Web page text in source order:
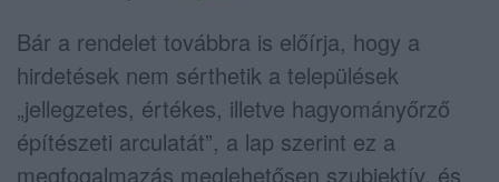
Bár a rendelet továbbra is előírja, hogy a
hirdetések nem sérthetik a települések
„jellegzetes, értékes, illetve hagyományőrző
építészeti arculatát”, a lap szerint ez a
megfogalmazás meglehetősen szubjektív, és